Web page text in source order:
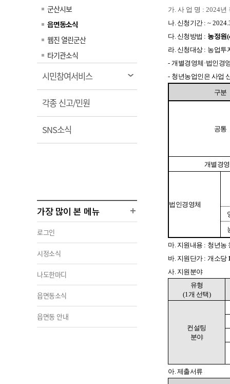
어디서나 민원처리제
사전심사 청구제도
민원인 후견인제
복합민원 상담예약제
폐업신고 원스톱서비스
납세자 보호관제도
『안심상속』 원스톱 서비
군산수산물 소비촉진행사
군산 특화 수산물
상품권 구매 사용 및 관리
시정백서
군산시보
읍면동소식
웹진 열린군산
타기관소식
시민참여서비스열
림
각종 신고/민원
림
SNS소식
림
가장 많이 본 메뉴
로그인
시정소식
나도한마디
읍면동소식
읍면동 안내
가. 사 업 명 : 2024
나. 신청기간 : ~
다. 신청방법 : 농정원
라. 신청대상 : 농업투
- 개별경영체 ·법인경
- 청년농업인은 사업
구분
공통
개별경
법인경영체
마. 지원내용 : 청년농
바. 지원단가 : 개소당
사. 지원분야
유형
(1개 선택)
컨설팅
분야
아. 제출서류